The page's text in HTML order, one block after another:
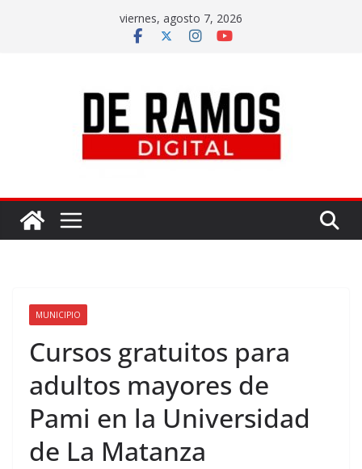
viernes, agosto 7, 2026
MUNICIPIO
Cursos gratuitos para
adultos mayores de
Pami en la Universidad
de La Matanza